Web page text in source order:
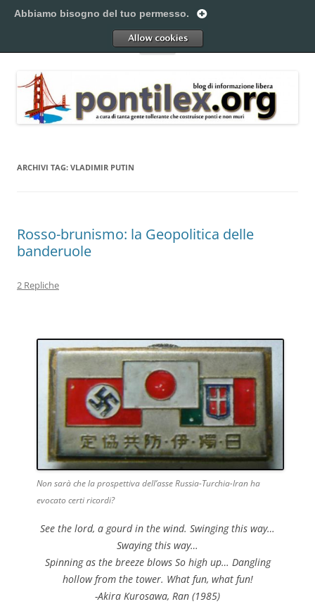
al
Pontilex
Menu
ARCHIVI TAG: VLADIMIR PUTIN
Rosso-brunismo: la Geopolitica delle
banderuole
2 Repliche
Non sarà che la prospettiva dell’asse Russia-Turchia-Iran ha
evocato certi ricordi?
See the lord, a gourd in the wind. Swinging this way…
Swaying this way…
Spinning as the breeze blows So high up… Dangling
hollow from the tower. What fun, what fun!
-Akira Kurosawa, Ran (1985)
Abbiamo bisogno del tuo permesso.